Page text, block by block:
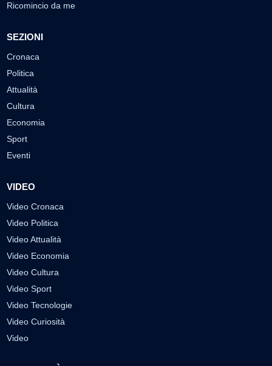
Ricomincio da me
SEZIONI
Cronaca
Politica
Attualità
Cultura
Economia
Sport
Eventi
VIDEO
Video Cronaca
Video Politica
Video Attualità
Video Economia
Video Cultura
Video Sport
Video Tecnologie
Video Curiosità
Video